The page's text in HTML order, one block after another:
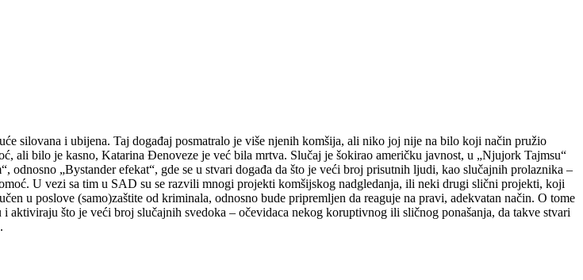
silovana i ubijena. Taj događaj posmatralo je više njenih komšija, ali niko joj nije na bilo koji način pružio
ali bilo je kasno, Katarina Đenoveze je već bila mrtva. Slučaj je šokirao američku javnost, u „Njujork Tajmsu“
„Bystander efekat“, gde se u stvari događa da što je veći broj prisutnih ljudi, kao slučajnih prolaznika –
U vezi sa tim u SAD su se razvili mnogi projekti komšijskog nadgledanja, ili neki drugi slični projekti, koji
u poslove (samo)zaštite od kriminala, odnosno bude pripremljen da reaguje na pravi, adekvatan način. O tome
što je veći broj slučajnih svedoka – očevidaca nekog koruptivnog ili sličnog ponašanja, da takve stvari